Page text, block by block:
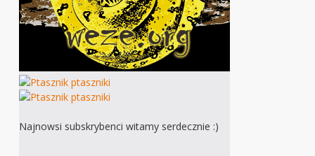
Najnowsi subskrybenci witamy serdecznie :)